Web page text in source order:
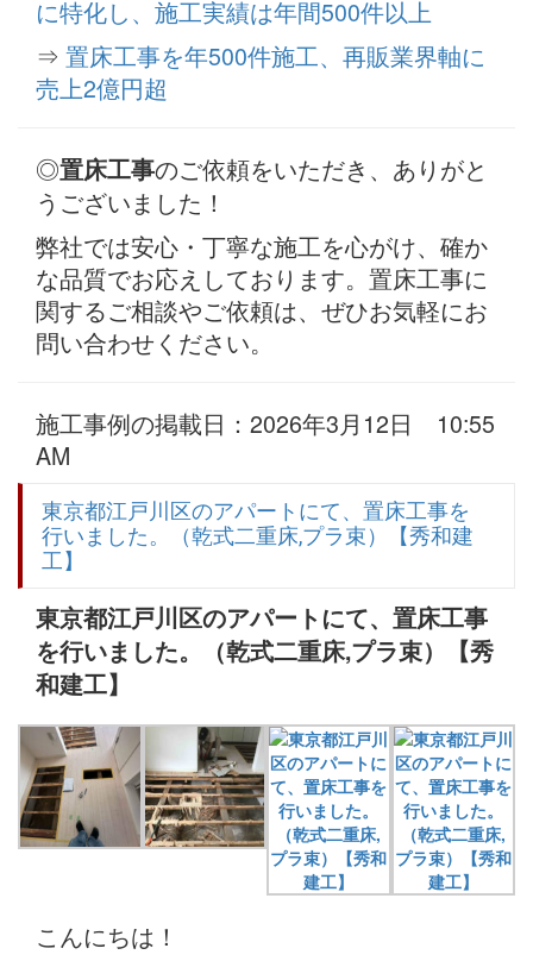
に特化し、施工実績は年間500件以上
⇒ 置床工事を年500件施工、再販業界軸に
売上2億円超
◎置床工事のご依頼をいただき、ありがと
うございました！
弊社では安心・丁寧な施工を心がけ、確か
な品質でお応えしております。置床工事に
関するご相談やご依頼は、ぜひお気軽にお
問い合わせください。
施工事例の掲載日：2026年3月12日 10:55
AM
東京都江戸川区のアパートにて、置床工事を
行いました。（乾式二重床,プラ束）【秀和建
工】
東京都江戸川区のアパートにて、置床工事
を行いました。（乾式二重床,プラ束）【秀
和建工】
こんにちは！